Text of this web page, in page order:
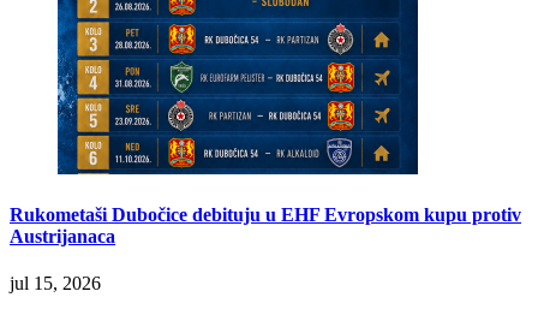
Rukometaši Dubočice debituju u EHF Evropskom kupu protiv
Austrijanaca
jul 15, 2026